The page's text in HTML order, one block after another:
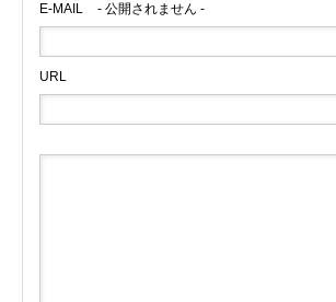
仕事を知る
E-MAIL - 公開されません -
URL